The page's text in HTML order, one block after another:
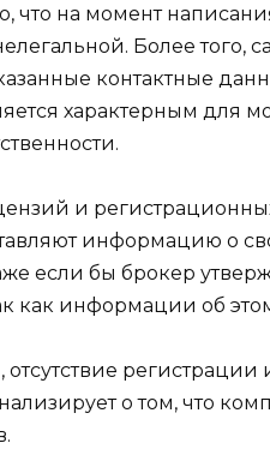
что на момент
Более
контактные
характерным для
и
информацию о
если бы брокер
как информации об
о том, что